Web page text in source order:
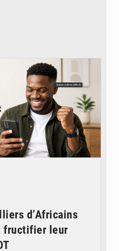
d’Africains
fructifier leur